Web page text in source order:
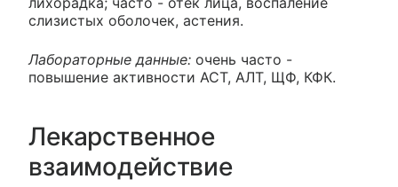
слизистых оболочек, астения.
Лабораторные данные: очень часто -
повышение активности АСТ, АЛТ, ЩФ, КФК.
Лекарственное
взаимодействие